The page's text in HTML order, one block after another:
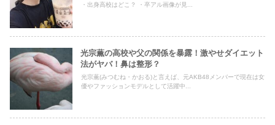
・出身高校はどこ？ ・卒アル画像が見...
光宗薫の高校や父の関係を暴露！激やせダイエット
法がヤバ！鼻は整形？
光宗薫(みつむね・かおる)と言えば、元AKB48メンバーで現在は女
優やファッションモデルとして活躍中...